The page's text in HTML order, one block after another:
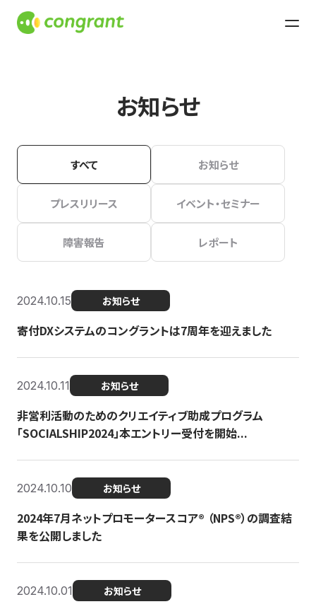
お知らせ
すべて お知らせ
プレスリリース イベント・セミナー
障害報告 レポート
2024.10.15 お知らせ
寄付DXシステムのコングラントは7周年を迎えました
2024.10.11 お知らせ
非営利活動のためのクリエイティブ助成プログラム
「SOCIALSHIP2024」本エントリー受付を開始...
2024.10.10 お知らせ
2024年7月ネットプロモータースコア®︎ （NPS®︎）の調査結
果を公開しました
2024.10.01 お知らせ